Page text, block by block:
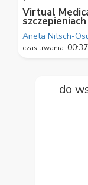
seconds
Virtual
Aneta Nitsch-
czas trwania:
do